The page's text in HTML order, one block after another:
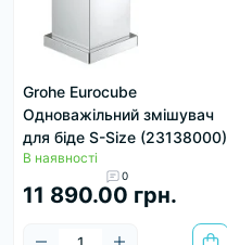
Grohe Eurocube
Одноважільний змішувач
для біде S-Size (23138000)
В наявності
0
11 890.00 грн.